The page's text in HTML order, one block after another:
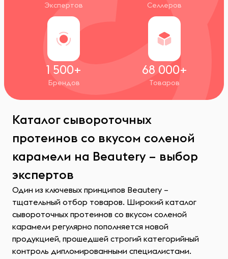
Экспертов Селлеров
1 500+
Брендов
68 000+
Товаров
Каталог сывороточных
протеинов со вкусом соленой
карамели на Beautery – выбор
экспертов
Один из ключевых принципов Beautery –
тщательный отбор товаров. Широкий каталог
сывороточных протеинов со вкусом соленой
карамели регулярно пополняется новой
продукцией, прошедшей строгий категорийный
контроль дипломированными специалистами.